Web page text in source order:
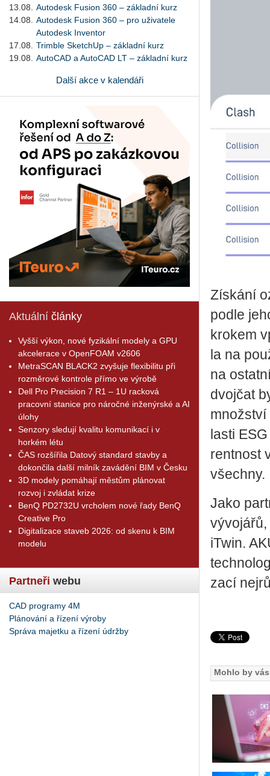
13.08.
Autodesk Fusion 360 – základní kurz
14.08.
Autodesk Fusion 360 – pro uživatele
Autodesk Inventor
17.08.
Trimble SketchUp – základní kurz
19.08.
AutoCAD a AutoCAD LT – základní kurz
Další akce v kalendáři
Aktuální články
Vyšší výkon, nové fyzikální modely a GPU
akcelerace v OpenFOAM v2606
MetraSCAN BLACK2 zvyšuje flexibilitu při
rozměrové kontrole přímo ve výrobě
Dell Pro Precision 7 R1 – 1U racková
pracovní stanice pro náročné inženýrské a AI
úlohy
Senzory sledují kvalitu komunikací i v
horkém létu
ČAS rozšířila Datový standard stavby a
dokončila další milník zavádění BIM v Česku
3D modely pomáhají městům plánovat
rozvoj i zvládat krize
BenQ PD2732U vrcholem nové řady BenQ
Creative Pro
Digitalizace staveb 2026: od skenu k BIM
modelu
Partneři webu
CAD programy 4M
Plánování a řízení výroby
Správa majetku a řízení údržby
Zís­ká­ní
podle
kro­kem
la na
na
dvoj­čat
las­ti
rent­nost
všech­ny.
Jako
iTwin.
za­cí
Mohlo by